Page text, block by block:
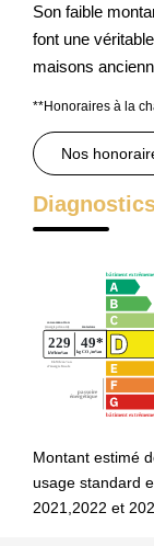
Son faible
font une
maisons
**Honoraires à la
Nos
Montant estimé
usage standard
2021,2022 et